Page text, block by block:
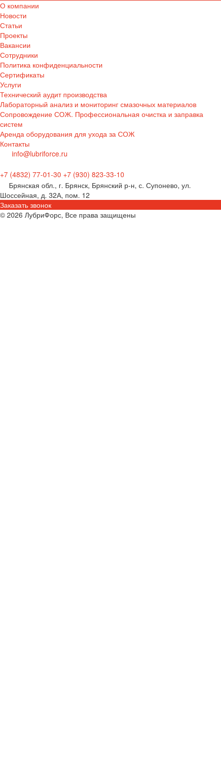
О компании
Новости
Статьи
Проекты
Вакансии
Сотрудники
Политика конфиденциальности
Сертификаты
Услуги
Технический аудит производства
Лабораторный анализ и мониторинг смазочных материалов
Сопровождение СОЖ. Профессиональная очистка и заправка
систем
Аренда оборудования для ухода за СОЖ
Контакты
info@lubriforce.ru
+7 (4832) 77-01-30 +7 (930) 823-33-10
Брянская обл., г. Брянск, Брянский р-н, с. Супонево, ул.
Шоссейная, д. 32А, пом. 12
Заказать звонок
© 2026 ЛубриФорс, Все права защищены